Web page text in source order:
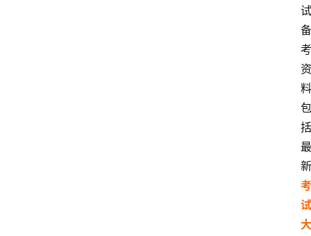
试
备
考
资
料
包
括
最
新
考
试
大